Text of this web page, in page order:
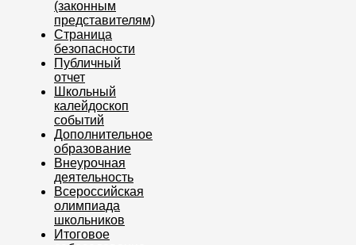
(законным
представителям)
Страница
безопасности
Публичный
отчет
Школьный
калейдоскоп
событий
Дополнительное
образование
Внеурочная
деятельность
Всероссийская
олимпиада
школьников
Итоговое